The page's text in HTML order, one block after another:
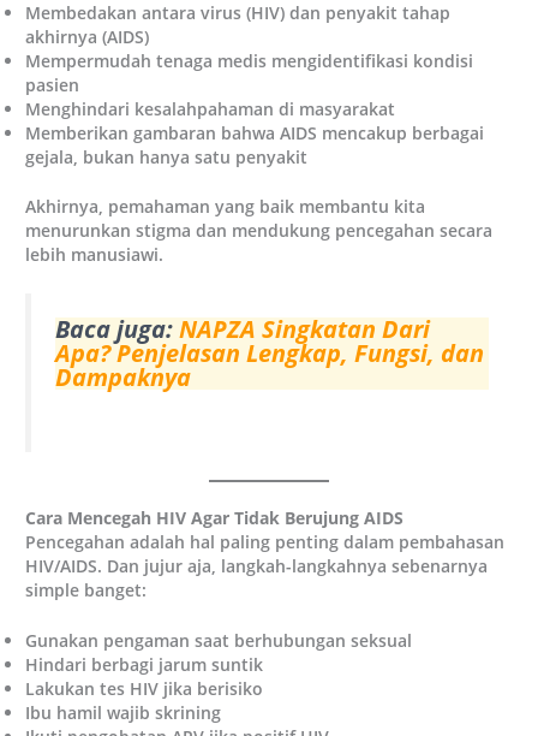
Membedakan antara virus (HIV) dan penyakit tahap
akhirnya (AIDS)
Mempermudah tenaga medis mengidentifikasi kondisi
pasien
Menghindari kesalahpahaman di masyarakat
Memberikan gambaran bahwa AIDS mencakup berbagai
gejala, bukan hanya satu penyakit
Akhirnya, pemahaman yang baik membantu kita
menurunkan stigma dan mendukung pencegahan secara
lebih manusiawi.
Baca juga:NAPZA Singkatan Dari
Apa? Penjelasan Lengkap, Fungsi, dan
Dampaknya
Cara Mencegah HIV Agar Tidak Berujung AIDS
Pencegahan adalah hal paling penting dalam pembahasan
HIV/AIDS. Dan jujur aja, langkah-langkahnya sebenarnya
simple banget:
Gunakan pengaman saat berhubungan seksual
Hindari berbagi jarum suntik
Lakukan tes HIV jika berisiko
Ibu hamil wajib skrining